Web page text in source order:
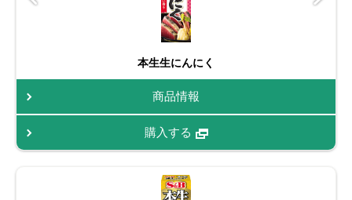
本生生にんにく
商品情報
購入する